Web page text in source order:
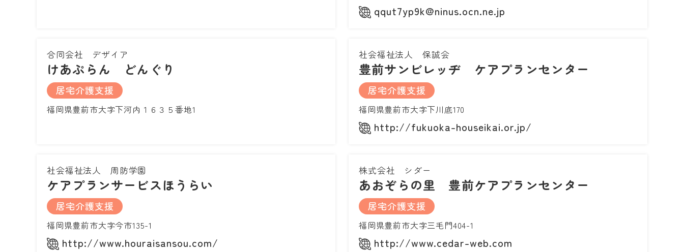
qqut7yp9k@ninus.ocn.ne.jp
合同会社 デザイア
けあぷらん どんぐり
居宅介護支援
福岡県豊前市大字下河内１６３５番地1
社会福祉法人 保誠会
豊前サンビレッヂ ケアプランセンター
居宅介護支援
福岡県豊前市大字下川底170
http://fukuoka-houseikai.or.jp/
社会福祉法人 周防学園
ケアプランサービスほうらい
居宅介護支援
福岡県豊前市大字今市135-1
http://www.houraisansou.com/
株式会社 シダー
あおぞらの里 豊前ケアプランセンター
居宅介護支援
福岡県豊前市大字三毛門404-1
http://www.cedar-web.com